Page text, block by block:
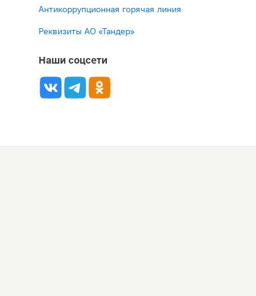
Антикоррупционная горячая линия
Реквизиты АО «Тандер»
Наши соцсети